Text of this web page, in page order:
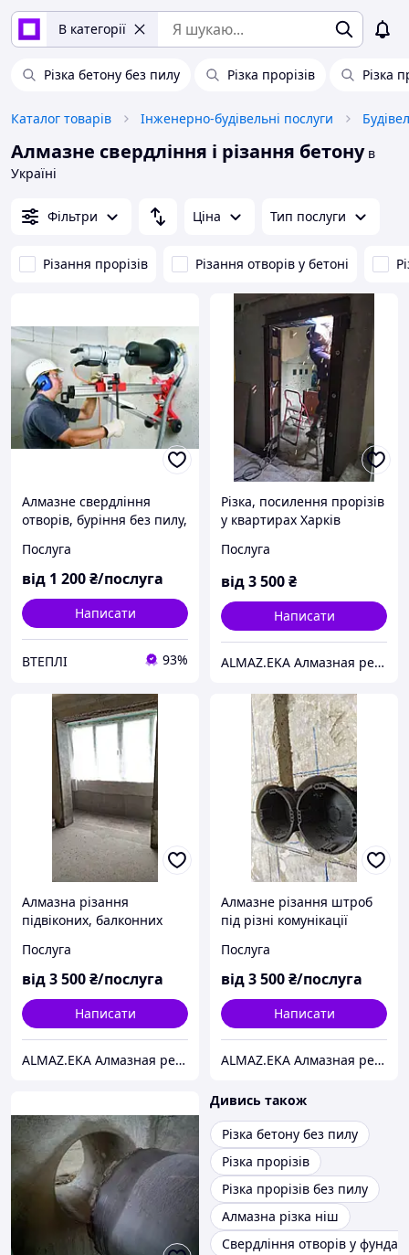
В категорії
Різка бетону без пилу Різка прорізів Різка
Каталог товарів Інженерно-будівельні послуги
Алмазне свердління і різання бетону в
Україні
Фільтри Ціна Тип послуги
Різання прорізів Різання отворів у бетоні
Алмазне свердління
отворів, буріння без пилу,
та область
Послуга
від 1 200₴/послуга
Написати
ВТЕПЛІ 93%
Різка, посилення прорізів
у квартирах Харків
Послуга
від3 500₴
Написати
ALMAZ.EKA Алмазная резка бетона,проемов,стен.Усиление проемов металлом.Демонтаж.Сверление отверстий.
Алмазна різання
підвіконих, балконних
Харків
Послуга
від3 500₴/послуга
Написати
ALMAZ.EKA Алмазная резка бетона,проемов,стен.Усиление проемов металлом.Демонтаж.Сверление отверстий.
Алмазне різання штроб
під різні комунікації
Послуга
від3 500₴/послуга
Написати
ALMAZ.EKA Алмазная резка бетона,проемов,стен.Усиление проемов металлом.Демонтаж.Сверление отверстий.
Дивись також
Різка бетону без пилу
Різка прорізів
Різка прорізів без пилу
Алмазна різка ніш
Свердління отворів у